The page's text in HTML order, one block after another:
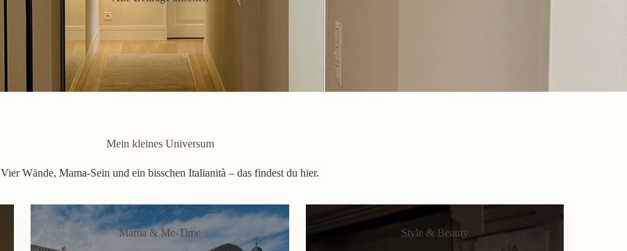
Mein kleines Universum
Vier Wände, Mama-Sein und ein bisschen Italianità – das findest du hier.
Mama & Me-Time Style & Beauty